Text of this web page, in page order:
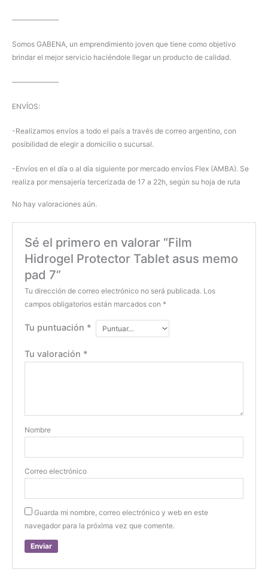
——————–
Somos GABENA, un emprendimiento joven que tiene como objetivo
brindar el mejor servicio haciéndole llegar un producto de calidad.
——————–
ENVÍOS:
-Realizamos envíos a todo el país a través de correo argentino, con
posibilidad de elegir a domicilio o sucursal.
-Envíos en el día o al día siguiente por mercado envíos Flex (AMBA). Se
realiza por mensajería tercerizada de 17 a 22h, según su hoja de ruta
No hay valoraciones aún.
Sé el primero en valorar “Film
Hidrogel Protector Tablet asus memo
pad 7”
Tu dirección de correo electrónico no será publicada. Los
campos obligatorios están marcados con *
Tu puntuación *
Tu valoración *
Nombre
Correo electrónico
Guarda mi nombre, correo electrónico y web en este
navegador para la próxima vez que comente.